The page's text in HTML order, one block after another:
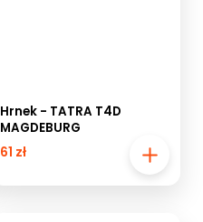
Hrnek - TATRA T4D
MAGDEBURG
61 zł